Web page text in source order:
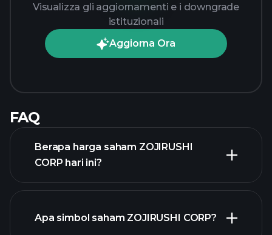
Visualizza gli aggiornamenti e i downgrade
istituzionali
Aggiorna Ora
FAQ
Berapa harga saham ZOJIRUSHI
CORP hari ini?
Apa simbol saham ZOJIRUSHI CORP?